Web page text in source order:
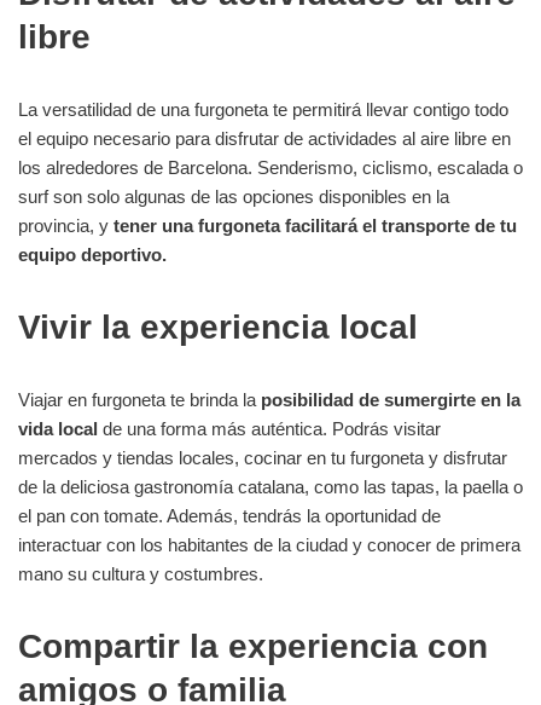
libre
La versatilidad de una furgoneta te permitirá llevar contigo todo
el equipo necesario para disfrutar de actividades al aire libre en
los alrededores de Barcelona. Senderismo, ciclismo, escalada o
surf son solo algunas de las opciones disponibles en la
provincia, y tener una furgoneta facilitará el transporte de tu
equipo deportivo.
Vivir la experiencia local
Viajar en furgoneta te brinda la posibilidad de sumergirte en la
vida local de una forma más auténtica. Podrás visitar
mercados y tiendas locales, cocinar en tu furgoneta y disfrutar
de la deliciosa gastronomía catalana, como las tapas, la paella o
el pan con tomate. Además, tendrás la oportunidad de
interactuar con los habitantes de la ciudad y conocer de primera
mano su cultura y costumbres.
Compartir la experiencia con
amigos o familia